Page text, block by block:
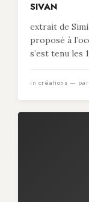
SIVAN
extrait de
proposé à
s’est tenu les
in créations — par